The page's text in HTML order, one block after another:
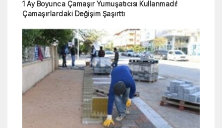
1 Ay Boyunca Çamaşır Yumuşatıcısı Kullanmadı!
Çamaşırlardaki Değişim Şaşırttı